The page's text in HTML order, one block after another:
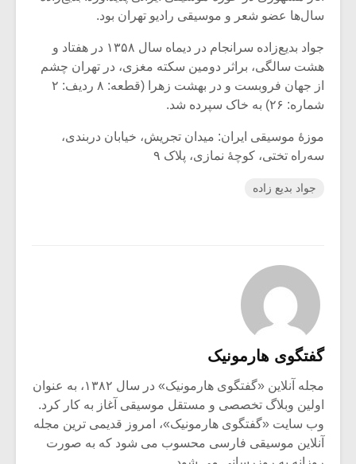
سال‌ها عضو شعر و موسیقی رادیو تهران بود.
جواد بدیع‌زاده سرانجام در دیماه سال ۱۳۵۸ در هفتاد و
هشت سالگی، براثر دومین سکته مغزی، در تهران چشم
از جهان فروبست و در بهشت زهرا (قطعه: ۸ ردیف: ۲
شماره: ۲۶) به خاک سپرده شد.
موزۀ موسیقی ایران: میدان تجریش، خیابان دربندی،
سه‌راه تختی، کوچۀ نمازی، پلاک ۹
جواد بدیع زاده
گفتگوی هارمونیک
مجله آنلاین «گفتگوی هارمونیک» در سال ۱۳۸۲، به عنوان
اولین وبلاگ تخصصی و مستقل موسیقی آغاز به کار کرد.
وب سایت «گفتگوی هارمونیک»، امروز قدیمی ترین مجله
آنلاین موسیقی فارسی محسوب می شود که به صورت